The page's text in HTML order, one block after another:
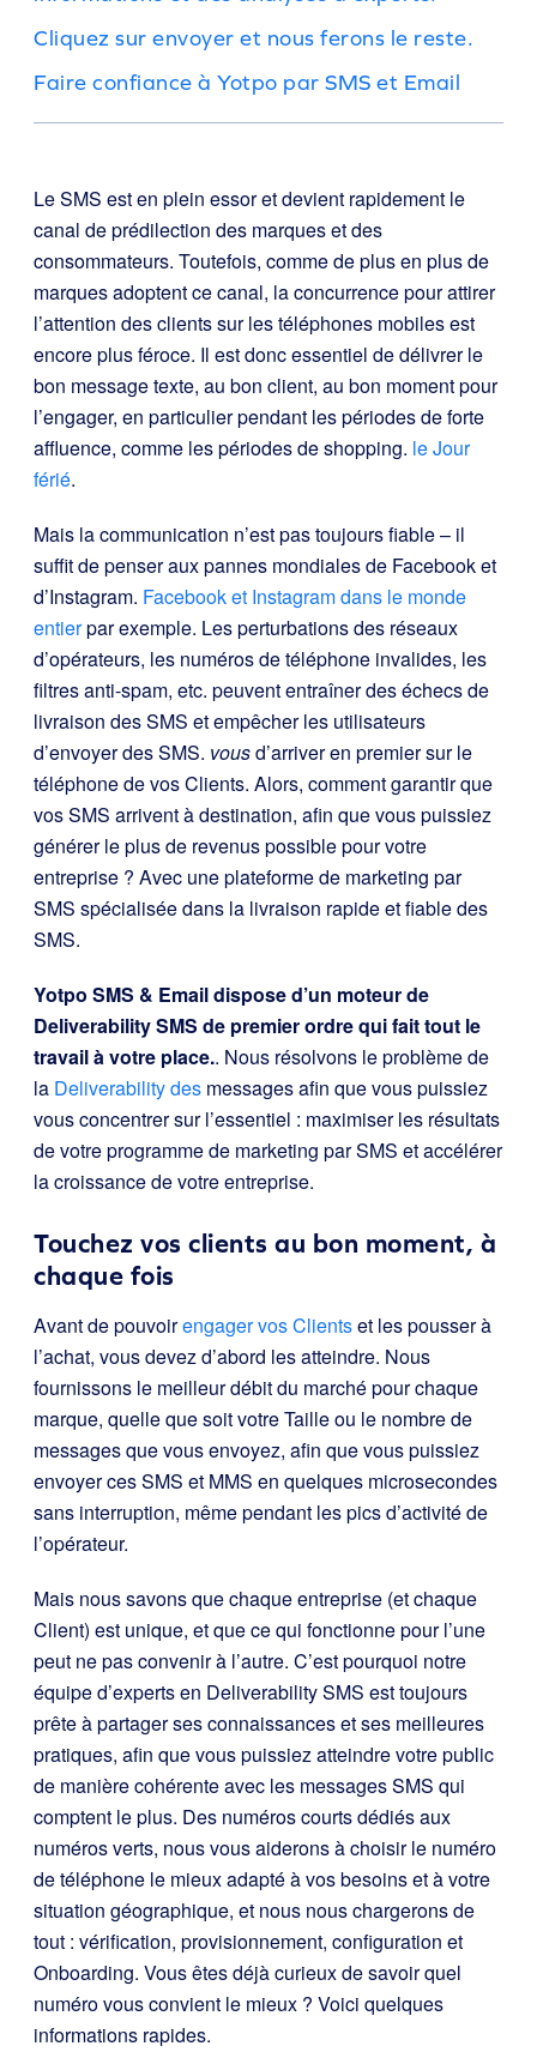
Cliquez sur envoyer et nous ferons le reste.
Faire confiance à Yotpo par SMS et Email
Le SMS est en plein essor et devient rapidement le
canal de prédilection des marques et des
consommateurs. Toutefois, comme de plus en plus de
marques adoptent ce canal, la concurrence pour attirer
l’attention des clients sur les téléphones mobiles est
encore plus féroce. Il est donc essentiel de délivrer le
bon message texte, au bon client, au bon moment pour
l’engager, en particulier pendant les périodes de forte
affluence, comme les périodes de shopping. le Jour
férié.
Mais la communication n’est pas toujours fiable – il
suffit de penser aux pannes mondiales de Facebook et
d’Instagram. Facebook et Instagram dans le monde
entierpar exemple. Les perturbations des réseaux
d’opérateurs, les numéros de téléphone invalides, les
filtres anti-spam, etc. peuvent entraîner des échecs de
livraison des SMS et empêcher les utilisateurs
d’envoyer des SMS. vousd’arriver en premier sur le
téléphone de vos Clients. Alors, comment garantir que
vos SMS arrivent à destination, afin que vous puissiez
générer le plus de revenus possible pour votre
entreprise ? Avec une plateforme de marketing par
SMS spécialisée dans la livraison rapide et fiable des
SMS.
Yotpo SMS & Email dispose d’un moteur de
Deliverability SMS de premier ordre qui fait tout le
travail à votre place.. Nous résolvons le problème de
la Deliverability des messages afin que vous puissiez
vous concentrer sur l’essentiel : maximiser les résultats
de votre programme de marketing par SMS et accélérer
la croissance de votre entreprise.
Touchez vos clients au bon moment, à
chaque fois
Avant de pouvoirengager vos Clientset les pousser à
l’achat, vous devez d’abord les atteindre. Nous
fournissons le meilleur débit du marché pour chaque
marque, quelle que soit votre Taille ou le nombre de
messages que vous envoyez, afin que vous puissiez
envoyer ces SMS et MMS en quelques microsecondes
sans interruption, même pendant les pics d’activité de
l’opérateur.
Mais nous savons que chaque entreprise (et chaque
Client) est unique, et que ce qui fonctionne pour l’une
peut ne pas convenir à l’autre. C’est pourquoi notre
équipe d’experts en Deliverability SMS est toujours
prête à partager ses connaissances et ses meilleures
pratiques, afin que vous puissiez atteindre votre public
de manière cohérente avec les messages SMS qui
comptent le plus. Des numéros courts dédiés aux
numéros verts, nous vous aiderons à choisir le numéro
de téléphone le mieux adapté à vos besoins et à votre
situation géographique, et nous nous chargerons de
tout : vérification, provisionnement, configuration et
Onboarding. Vous êtes déjà curieux de savoir quel
numéro vous convient le mieux ? Voici quelques
informations rapides.